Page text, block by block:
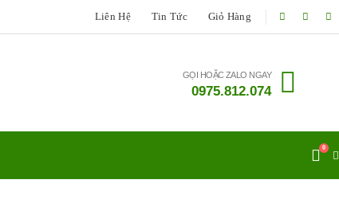
Liên Hệ Tin Tức Giỏ Hàng
GỌI HOẶC ZALO NGAY
0975.812.074
0